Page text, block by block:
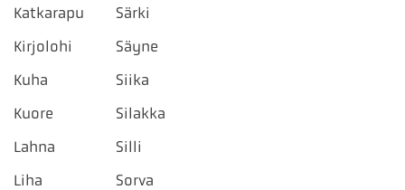
Katkarapu
Kirjolohi
Kuha
Kuore
Lahna
Liha
Särki
Säyne
Siika
Silakka
Silli
Sorva